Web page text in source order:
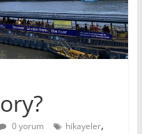
0 yorum hikayeler,